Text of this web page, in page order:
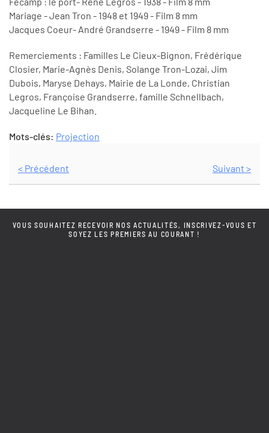
Mariage - Jean Tron - 1948 et 1949 - Film 8 mm
Jacques Coeur- André Grandserre - 1949 - Film 8 mm
Remerciements : Familles Le Cieux-Bignon, Frédérique
Closier, Marie-Agnès Denis, Solange Tron-Lozai, Jim
Dubois, Maryse Dehays, Mairie de La Londe, Christian
Legros, Françoise Grandserre, famille Schnellbach,
Jacqueline Le Bihan.
Mots-clés: Projection
< Précédent Suivant >
VOUS SOUHAITEZ RECEVOIR NOS ACTUALITÉS, INSCRIVEZ-VOUS ET
SOYEZ LES PREMIERS AU COURANT !